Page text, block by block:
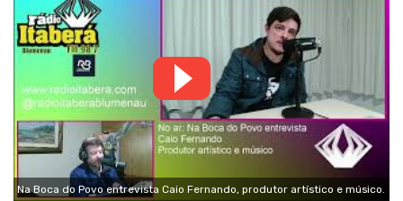
Na Boca do Povo entrevista Caio Fernando, produtor artístico e músico.